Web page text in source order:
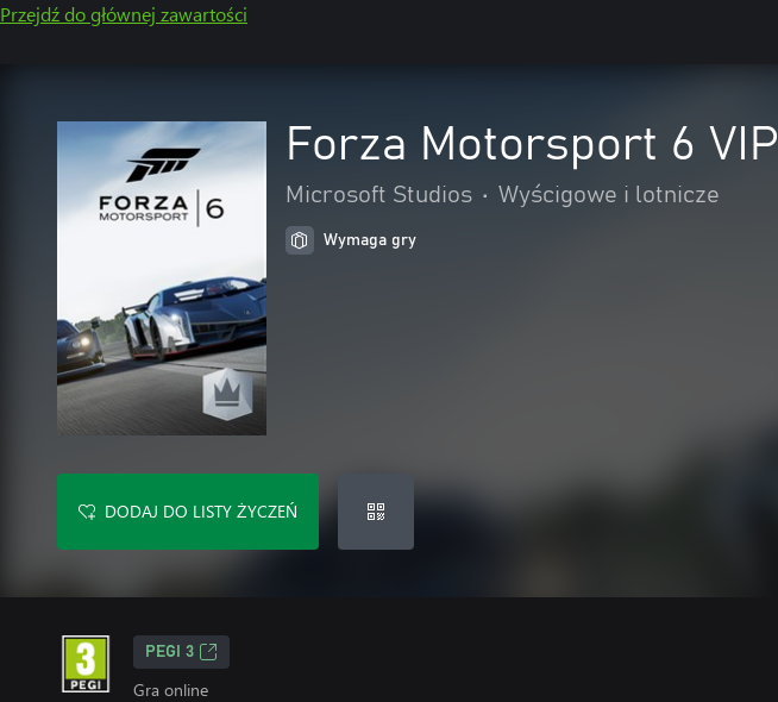
Przejdź do głównej zawartości
Forza Motorsport 6 VIP
Microsoft Studios • Wyścigowe i lotnicze
Wymaga gry
DODAJ DO LISTY ŻYCZEŃ
PEGI 3
Gra online